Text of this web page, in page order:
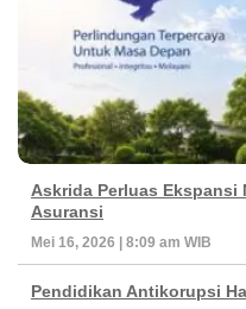
Askrida Perluas Ekspansi
Asuransi
Mei 16, 2026 | 8:09 am WIB
Pendidikan Antikorupsi